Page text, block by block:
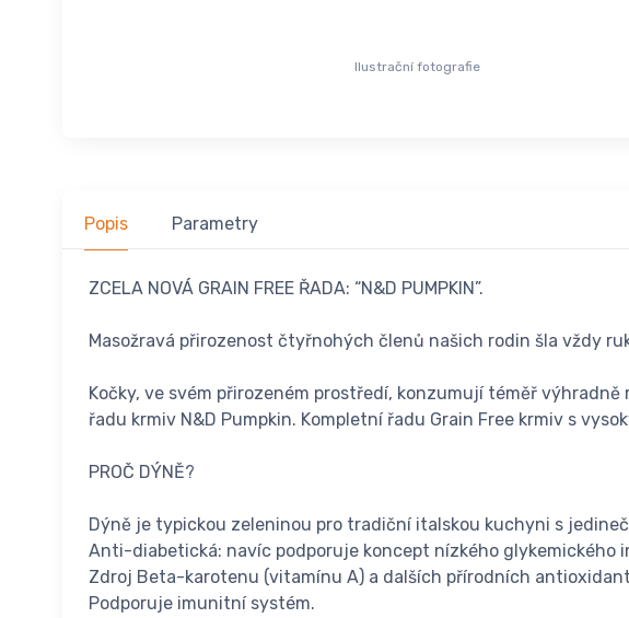
Ilustrační fotografie
Popis Parametry
ZCELA NOVÁ GRAIN FREE ŘADA: “N&D PUMPKIN”.
Masožravá přirozenost čtyřnohých členů našich rodin šla vždy
Kočky, ve svém přirozeném prostředí, konzumují téměř
řadu krmiv N&D Pumpkin. Kompletní řadu Grain Free krmiv s
PROČ DÝNĚ?
Dýně je typickou zeleninou pro tradiční italskou kuchyni s
Anti-diabetická: navíc podporuje koncept nízkého glykemického
Zdroj Beta-karotenu (vitamínu A) a dalších přírodních
Podporuje imunitní systém.